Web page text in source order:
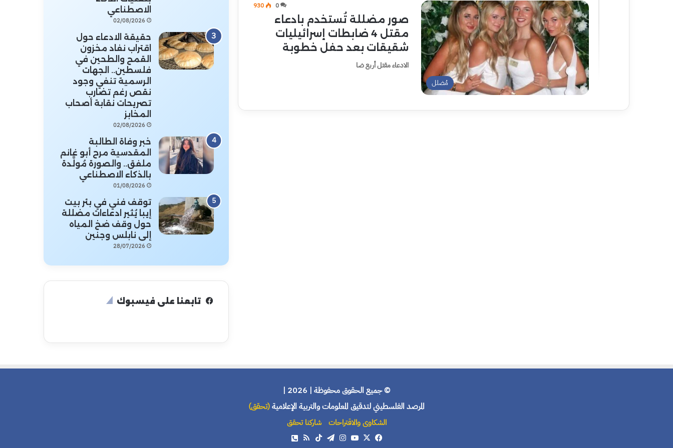
مُضلل
0
930
صور مضللة تُستخدم بادعاء
مقتل 4 ضابطات إسرائيليات
شقيقات بعد حفل خطوبة
الادعاء مقتل أربع ضا
الاصطناعي
02/08/2026
حقيقة الادعاء حول
اقتراب نفاد مخزون
القمح والطحين في
فلسطين.. الجهات
الرسمية تنفي وجود
نقص رغم تضارب
تصريحات نقابة أصحاب
المخابز
02/08/2026
خبر وفاة الطالبة
المقدسية مرح أبو غانم
ملفق.. والصورة مُولَّدة
بالذكاء الاصطناعي
01/08/2026
توقف فني في بئر بيت
إيبا يُثير ادعاءات مضللة
حول وقف ضخ المياه
إلى نابلس وجنين
28/07/2026
تابعنا على فيسبوك
© جميع الحقوق محفوظة | 2026 |
المرصد الفلسطيني لتدقيق المعلومات والتربية الإعلامية(تحقق)
الشكاوى والاقتراحات
شاركنا تحقق
فيسبوك
X يوتيوبانستقرامتيلقرام‫TikTokملخص